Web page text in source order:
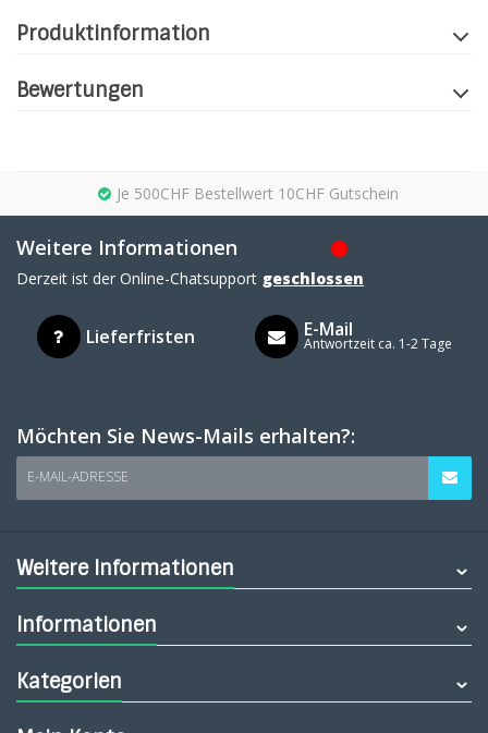
Produktinformation
Bewertungen
Je 500CHF Bestellwert 10CHF Gutschein
Weitere Informationen
Derzeit ist der Online-Chatsupport geschlossen
Lieferfristen E-Mail
Antwortzeit ca. 1-2 Tage
Möchten Sie News-Mails erhalten?:
E-MAIL-ADRESSE
Weitere Informationen
Informationen
Kategorien